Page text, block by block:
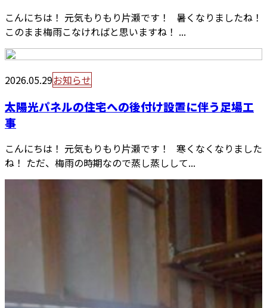
こんにちは！ 元気もりもり片瀬です！ 暑くなりましたね！
このまま梅雨こなければと思いますね！ ...
2026.05.29お知らせ
太陽光パネルの住宅への後付け設置に伴う足場工
事
こんにちは！ 元気もりもり片瀬です！ 寒くなくなりました
ね！ ただ、梅雨の時期なので蒸し蒸しして...